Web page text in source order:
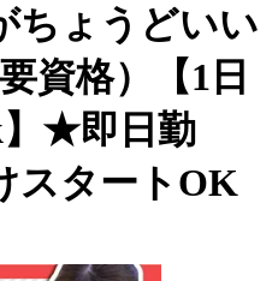
ちょうどいい
資格）【1日
】★即日勤
スタートOK